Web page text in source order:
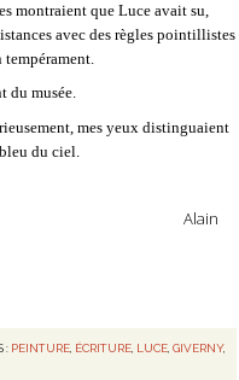
montraient que Luce avait su,
avec des règles pointillistes
tempérament.
du musée.
mes yeux distinguaient
du ciel.
Alain
: PEINTURE ÉCRITURE LUCE ,GIVERNY,